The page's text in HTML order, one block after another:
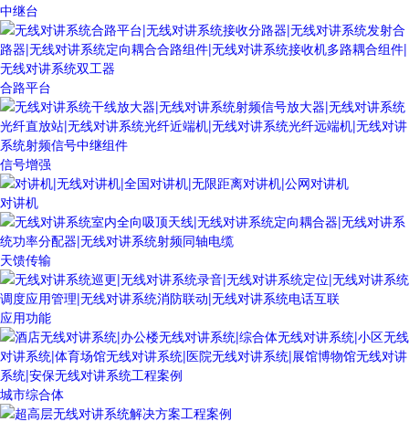
中继台
合路平台
信号增强
对讲机
天馈传输
应用功能
城市综合体